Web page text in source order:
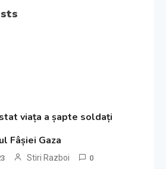
viața a șapte soldați
Fâșiei Gaza
Stiri Razboi 0